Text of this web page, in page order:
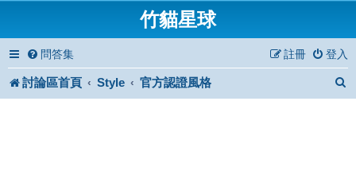
竹貓星球
問答集 登入
註冊
討論區首頁 Style 官方認證風格